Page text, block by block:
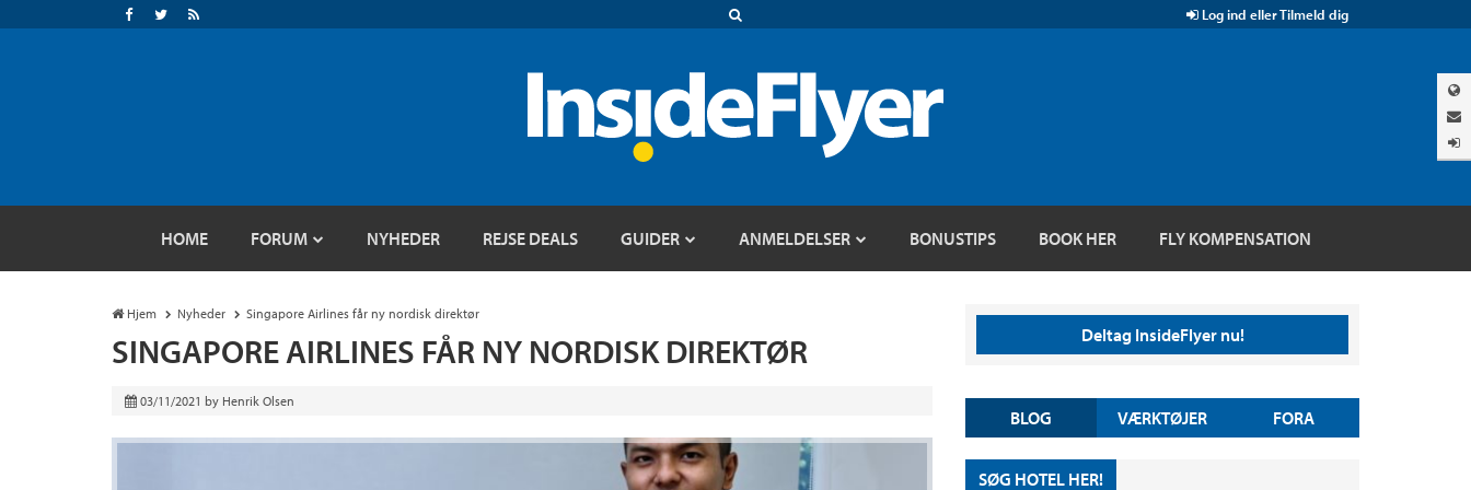
Log ind eller Tilmeld dig
HOME FORUM NYHEDER REJSE DEALS GUIDER ANMELDELSER BONUSTIPS BOOK HER FLY KOMPENSATION
Hjem Nyheder Singapore Airlines får ny nordisk direktør
SINGAPORE AIRLINES FÅR NY NORDISK DIREKTØR
03/11/2021 by Henrik Olsen
Deltag InsideFlyer nu!
BLOG VÆRKTØJER FORA
SØG HOTEL HER!